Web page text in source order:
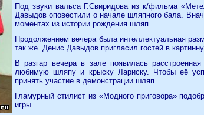
Под звуки вальса Г.Свиридова из к/фильма
Давыдов оповестили о начале шляпного бала.
моментах из истории рождения шляп.
Продолжением вечера была интеллектуальная
так же Денис Давыдов пригласил гостей в
В разгар вечера в зале появилась
любимую шляпу и крыску Лариску. Чтобы её
принять участие в демонстрации шляп.
Гламурный стилист из «Модного приговора»
игры.